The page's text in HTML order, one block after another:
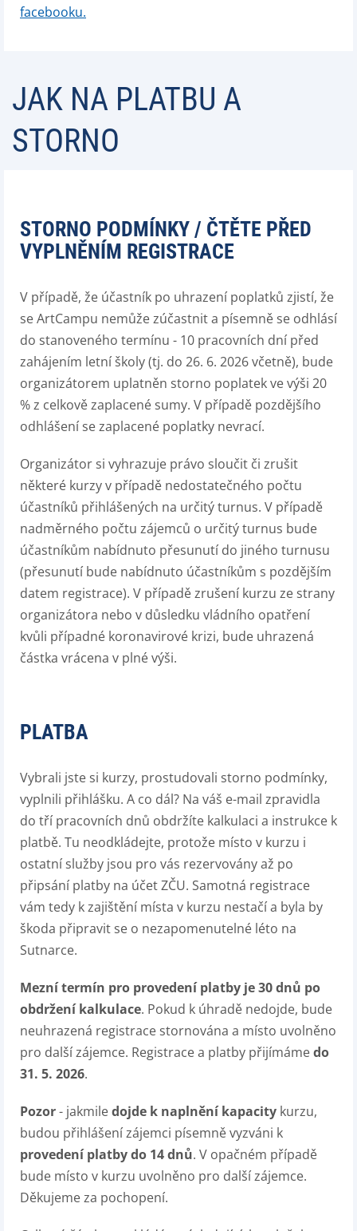
facebooku.
JAK NA PLATBU A
STORNO
STORNO PODMÍNKY / ČTĚTE PŘED
VYPLNĚNÍM REGISTRACE
V případě, že účastník po uhrazení poplatků zjistí, že
se ArtCampu nemůže zúčastnit a písemně se odhlásí
do stanoveného termínu - 10 pracovních dní před
zahájením letní školy (tj. do 26. 6. 2026 včetně), bude
organizátorem uplatněn storno poplatek ve výši 20
% z celkově zaplacené sumy. V případě pozdějšího
odhlášení se zaplacené poplatky nevrací.
Organizátor si vyhrazuje právo sloučit či zrušit
některé kurzy v případě nedostatečného počtu
účastníků přihlášených na určitý turnus. V případě
nadměrného počtu zájemců o určitý turnus bude
účastníkům nabídnuto přesunutí do jiného turnusu
(přesunutí bude nabídnuto účastníkům s pozdějším
datem registrace). V případě zrušení kurzu ze strany
organizátora nebo v důsledku vládního opatření
kvůli případné koronavirové krizi, bude uhrazená
částka vrácena v plné výši.
PLATBA
Vybrali jste si kurzy, prostudovali storno podmínky,
vyplnili přihlášku. A co dál? Na váš e-mail zpravidla
do tří pracovních dnů obdržíte kalkulaci a instrukce k
platbě. Tu neodkládejte, protože místo v kurzu i
ostatní služby jsou pro vás rezervovány až po
připsání platby na účet ZČU. Samotná registrace
vám tedy k zajištění místa v kurzu nestačí a byla by
škoda připravit se o nezapomenutelné léto na
Sutnarce.
Mezní termín pro provedení platby je 30 dnů po
obdržení kalkulace. Pokud k úhradě nedojde, bude
neuhrazená registrace stornována a místo uvolněno
pro další zájemce. Registrace a platby přijímámedo
31. 5. 2026.
Pozor- jakmiledojde k naplnění kapacity kurzu,
budou přihlášení zájemci písemně vyzváni k
provedení platby do 14 dnů. V opačném případě
bude místo v kurzu uvolněno pro další zájemce.
Děkujeme za pochopení.